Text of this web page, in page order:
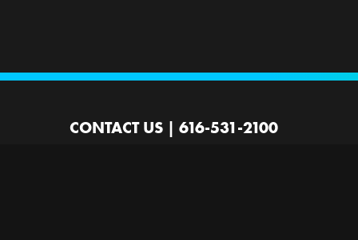
CONTACT US | 616-531-2100